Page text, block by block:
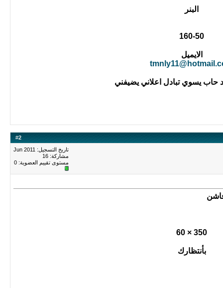
البنر
160-50
الايميل
حاب يسوي تبادل اعلاني يضيفني
#2
تاريخ التسجيل: Jun 2011
مشاركة: 16
مستوى تقييم العضوية: 0
350 × 60
بأنتظارك